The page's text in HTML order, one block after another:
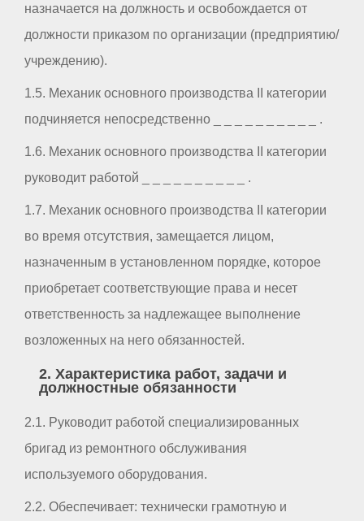
назначается на должность и освобождается от
должности приказом по организации (предприятию/
учреждению).
1.5. Механик основного производства II категории
подчиняется непосредственно _ _ _ _ _ _ _ _ _ _ .
1.6. Механик основного производства II категории
руководит работой _ _ _ _ _ _ _ _ _ _ .
1.7. Механик основного производства II категории
во время отсутствия, замещается лицом,
назначенным в установленном порядке, которое
приобретает соответствующие права и несет
ответственность за надлежащее выполнение
возложенных на него обязанностей.
2. Характеристика работ, задачи и
должностные обязанности
2.1. Руководит работой специализированных
бригад из ремонтного обслуживания
используемого оборудования.
2.2. Обеспечивает: технически грамотную и